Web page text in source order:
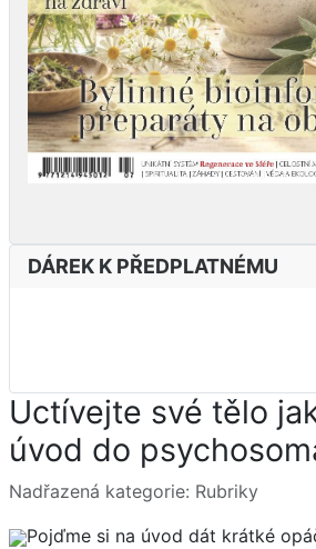
DÁREK K PŘEDPLATNÉMU
Uctívejte své tělo
úvod do
Základní údaje
Nadřazená kategorie: Rubriky
Pojďme si na úvod dát krátké